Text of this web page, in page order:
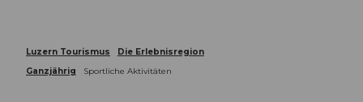
Luzern Tourismus
Die Erlebnisregion
Ganzjährig
Sportliche Aktivitäten